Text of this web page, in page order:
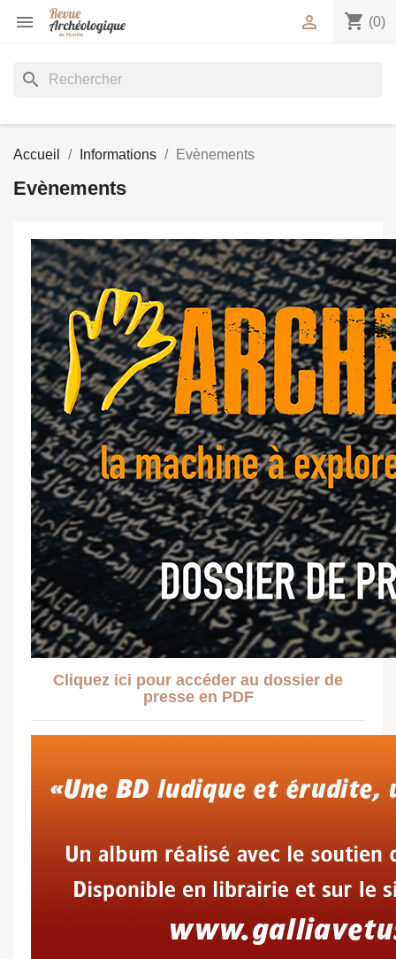
 shopping_cart (0)

search
Accueil Informations Evènements
Evènements
Cliquez ici pour accéder au dossier de
presse en PDF